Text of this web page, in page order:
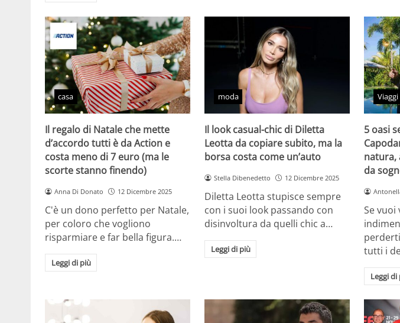
casa
Il regalo di Natale che mette
d’accordo tutti è da Action e
costa meno di 7 euro (ma le
scorte stanno finendo)
Anna Di Donato 12 Dicembre 2025
C'è un dono perfetto per Natale,
per coloro che vogliono
risparmiare e far bella figura.…
Leggi di più
moda
Il look casual-chic di Diletta
Leotta da copiare subito, ma la
borsa costa come un’auto
Stella Dibenedetto 12 Dicembre 2025
Diletta Leotta stupisce sempre
con i suoi look passando con
disinvoltura da quelli chic a…
Leggi di più
Viaggi
5 oasi
natura,
da
Se vuoi
tutti i
Leggi di